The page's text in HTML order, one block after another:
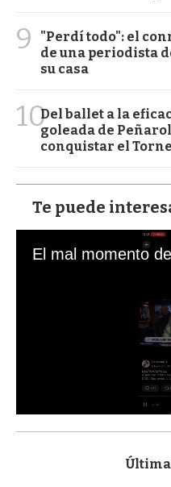
9
"Perdí todo": el
de una periodista
su casa
10Del ballet a la
goleada de
conquistar el
Te puede
s